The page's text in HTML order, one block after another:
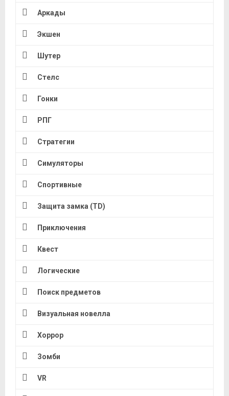
Аркады
Экшен
Шутер
Стелс
Гонки
РПГ
Стратегии
Симуляторы
Спортивные
Защита замка (TD)
Приключения
Квест
Логические
Поиск предметов
Визуальная новелла
Хоррор
Зомби
VR